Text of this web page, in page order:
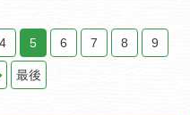
4 5 6 7 8 9
最後